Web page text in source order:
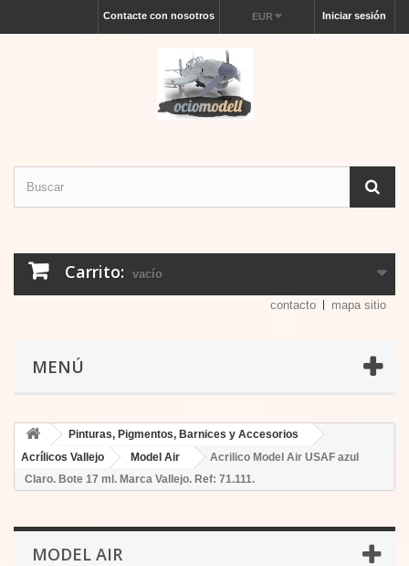
Iniciar sesión
EUR
Contacte con nosotros
Carrito: vacío
contacto mapa sitio
MENÚ
Pinturas, Pigmentos, Barnices y Accesorios
Acrílicos Vallejo
Model Air
Acrilico Model Air USAF azul
Claro. Bote 17 ml. Marca Vallejo. Ref: 71.111.
MODEL AIR